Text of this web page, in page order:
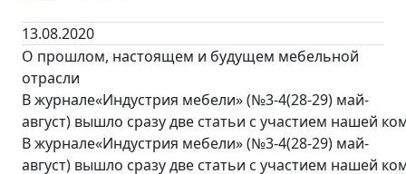
13.08.2020
О прошлом, настоящем и будущем мебельной
отрасли
В журнале«Индустрия мебели» (№3-4(28-29) май-
август) вышло сразу две статьи с участием нашей
В журнале«Индустрия мебели» (№3-4(28-29) май-
август) вышло сразу две статьи с участием нашей